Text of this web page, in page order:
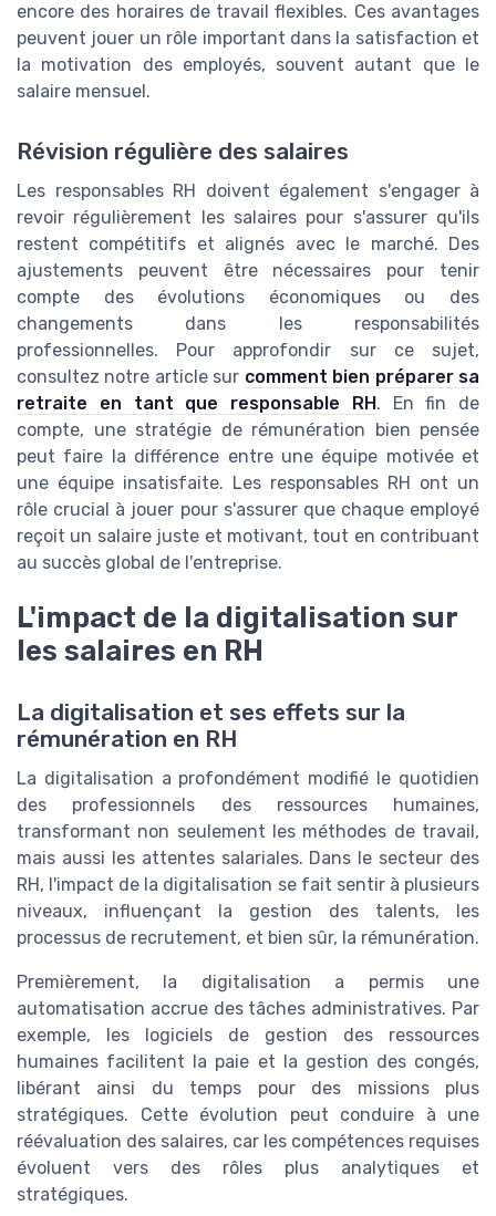
encore des horaires de travail flexibles. Ces avantages
peuvent jouer un rôle important dans la satisfaction et
la motivation des employés, souvent autant que le
salaire mensuel.
Révision régulière des salaires
Les responsables RH doivent également s'engager à
revoir régulièrement les salaires pour s'assurer qu'ils
restent compétitifs et alignés avec le marché. Des
ajustements peuvent être nécessaires pour tenir
compte des évolutions économiques ou des
changements dans les responsabilités
professionnelles. Pour approfondir sur ce sujet,
consultez notre article sur comment bien préparer sa
retraite en tant que responsable RH. En fin de
compte, une stratégie de rémunération bien pensée
peut faire la différence entre une équipe motivée et
une équipe insatisfaite. Les responsables RH ont un
rôle crucial à jouer pour s'assurer que chaque employé
reçoit un salaire juste et motivant, tout en contribuant
au succès global de l'entreprise.
L'impact de la digitalisation sur
les salaires en RH
La digitalisation et ses effets sur la
rémunération en RH
La digitalisation a profondément modifié le quotidien
des professionnels des ressources humaines,
transformant non seulement les méthodes de travail,
mais aussi les attentes salariales. Dans le secteur des
RH, l'impact de la digitalisation se fait sentir à plusieurs
niveaux, influençant la gestion des talents, les
processus de recrutement, et bien sûr, la rémunération.
Premièrement, la digitalisation a permis une
automatisation accrue des tâches administratives. Par
exemple, les logiciels de gestion des ressources
humaines facilitent la paie et la gestion des congés,
libérant ainsi du temps pour des missions plus
stratégiques. Cette évolution peut conduire à une
réévaluation des salaires, car les compétences requises
évoluent vers des rôles plus analytiques et
stratégiques.